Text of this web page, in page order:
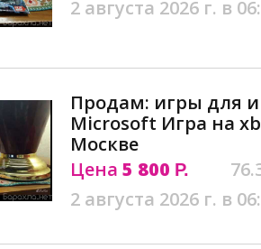
2 августа 2026 г. в
Продам: игры для
Microsoft Игра на
Москве
Цена 5 800 Р.
2 августа 2026 г. в